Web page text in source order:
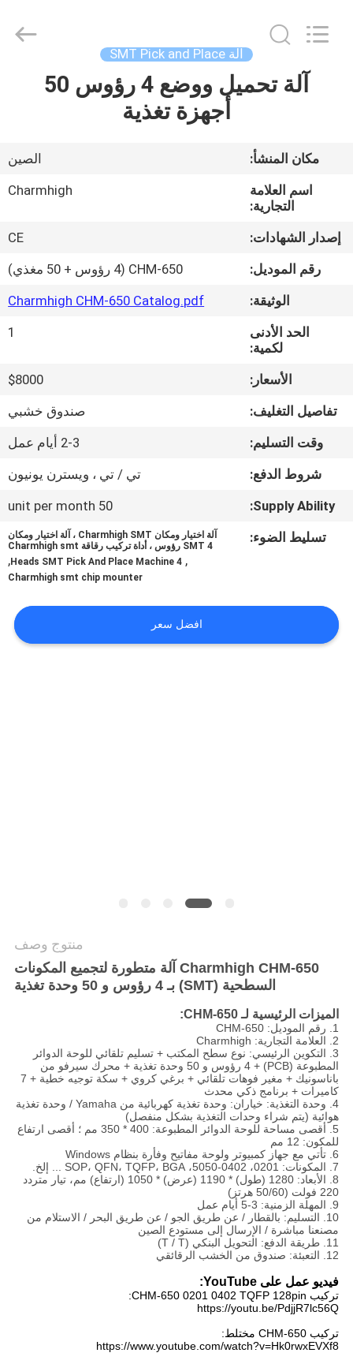
مقاطع
الفيديو
معلومات
جولة
المصنع
مراقبة
الجودة
SHOPPING
ON
TECHNOLOGY
LIMITED.
آلة SMT Pick and Place
آلة تحميل ووضع 4 رؤوس 50
أجهزة تغذية
مكان المنشأ:
الصين
اسم العلامة
التجارية:
Charmhigh
إصدار الشهادات:
CE
رقم الموديل:
CHM-650 (4 رؤوس + 50 مغذي)
الوثيقة:
Charmhigh CHM-650 Catalog.pdf
الحد الأدنى
لكمية:
1
الأسعار:
$8000
تفاصيل التغليف:
صندوق خشبي
وقت التسليم:
2-3 أيام عمل
شروط الدفع:
تي / تي ، ويسترن يونيون
Supply Ability:
50 unit per month
تسليط الضوء:
آلة اختيار ومكان Charmhigh SMT ، آلة اختيار ومكان
SMT 4 رؤوس ، أداة تركيب رقاقة Charmhigh smt
,
4 Heads SMT Pick And Place Machine
,
Charmhigh smt chip mounter
افضل سعر
منتوج وصف
Charmhigh CHM-650 آلة متطورة لتجميع المكونات
السطحية (SMT) بـ 4 رؤوس و 50 وحدة تغذية
الميزات الرئيسية لـ CHM-650:
1. رقم الموديل: CHM-650
2. العلامة التجارية: Charmhigh
3. التكوين الرئيسي: نوع سطح المكتب + تسليم تلقائي للوحة الدوائر
المطبوعة (PCB) + 4 رؤوس و 50 وحدة تغذية + محرك سيرفو من
باناسونيك + مغير فوهات تلقائي + برغي كروي + سكة توجيه خطية + 7
كاميرات + برنامج ذكي محدث
4. وحدة التغذية: خياران: وحدة تغذية كهربائية من Yamaha / وحدة تغذية
هوائية (يتم شراء وحدات التغذية بشكل منفصل)
5. أقصى مساحة للوحة الدوائر المطبوعة: 400 * 350 مم ؛ أقصى ارتفاع
للمكون: 12 مم
6. تأتي مع جهاز كمبيوتر ولوحة مفاتيح وفأرة بنظام Windows
7. المكونات: 0201، 0402-5050، SOP، QFN، TQFP، BGA ... إلخ.
8. الأبعاد: 1280 (طول) * 1190 (عرض) * 1050 (ارتفاع) مم، تيار متردد
220 فولت (50/60 هرتز)
9. المهلة الزمنية: 3-5 أيام عمل
10. التسليم: بالقطار / عن طريق الجو / عن طريق البحر / الاستلام من
مصنعنا مباشرة / الإرسال إلى مستودع الصين
11. طريقة الدفع: التحويل البنكي (T / T)
12. التعبئة: صندوق من الخشب الرقائقي
فيديو عمل على YouTube:
تركيب CHM-650 0201 0402 TQFP 128pin:
https://youtu.be/PdjjR7lc56Q
تركيب CHM-650 مختلط:
https://www.youtube.com/watch?v=Hk0rwxEVXf8